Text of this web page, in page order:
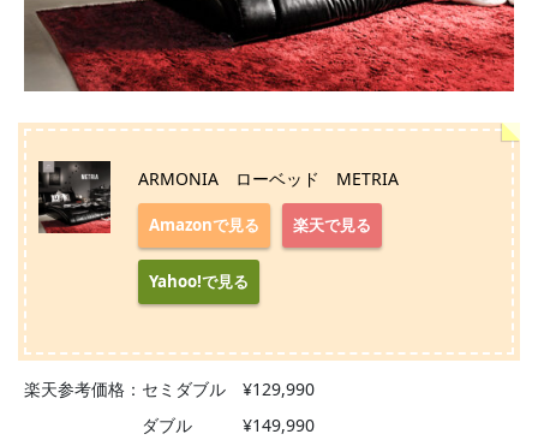
ARMONIA ローベッド METRIA
Amazonで見る 楽天で見る
Yahoo!で見る
楽天参考価格：セミダブル ¥129,990
ダブル ¥149,990